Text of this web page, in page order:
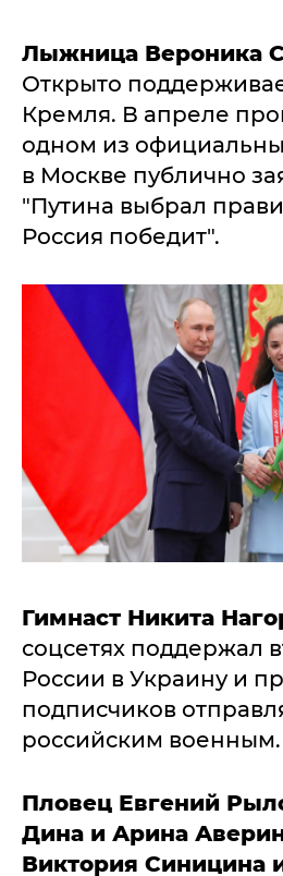
Лыжница Вероника
Открыто
Кремля. В апреле
одном из
в Москве публично
"Путина выбрал
Россия победит".
Гимнаст Никита
соцсетях поддержал
России в Украину и
подписчиков
российским военным.
Пловец Евгений
Дина и Арина
Виктория Синицина